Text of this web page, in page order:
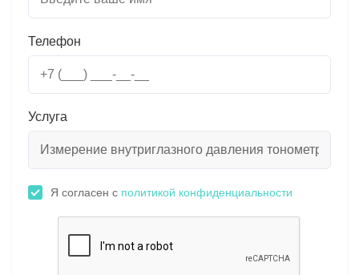
Телефон
Услуга
Я согласен с политикой конфиденциальности